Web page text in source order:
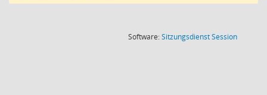
Software:SitzungsdienstSession(Wird in